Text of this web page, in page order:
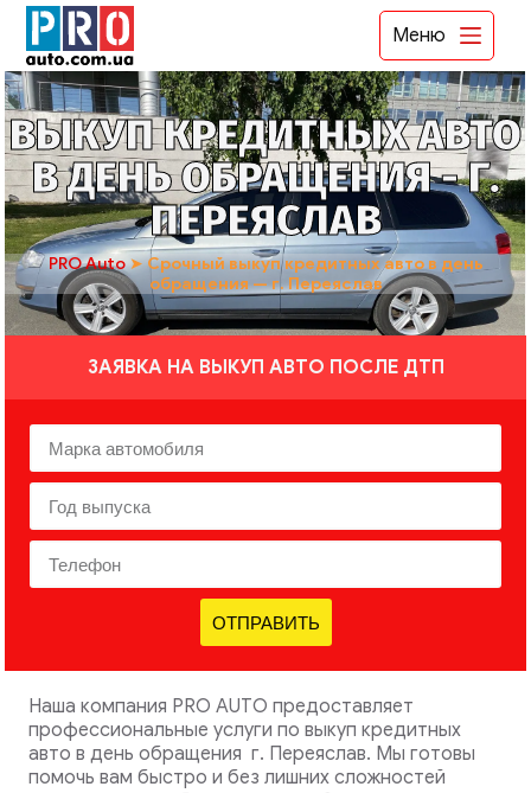
Меню
ВЫКУП КРЕДИТНЫХ АВТО
В ДЕНЬ ОБРАЩЕНИЯ - Г.
ПЕРЕЯСЛАВ
PRO Auto➤Срочный выкуп кредитных авто в день
обращения — г. Переяслав
ЗАЯВКА НА ВЫКУП АВТО ПОСЛЕ ДТП
ОТПРАВИТЬ
Наша компания PRO AUTO предоставляет
профессиональные услуги по выкуп кредитных
авто в день обращения г. Переяслав. Мы готовы
помочь вам быстро и без лишних сложностей